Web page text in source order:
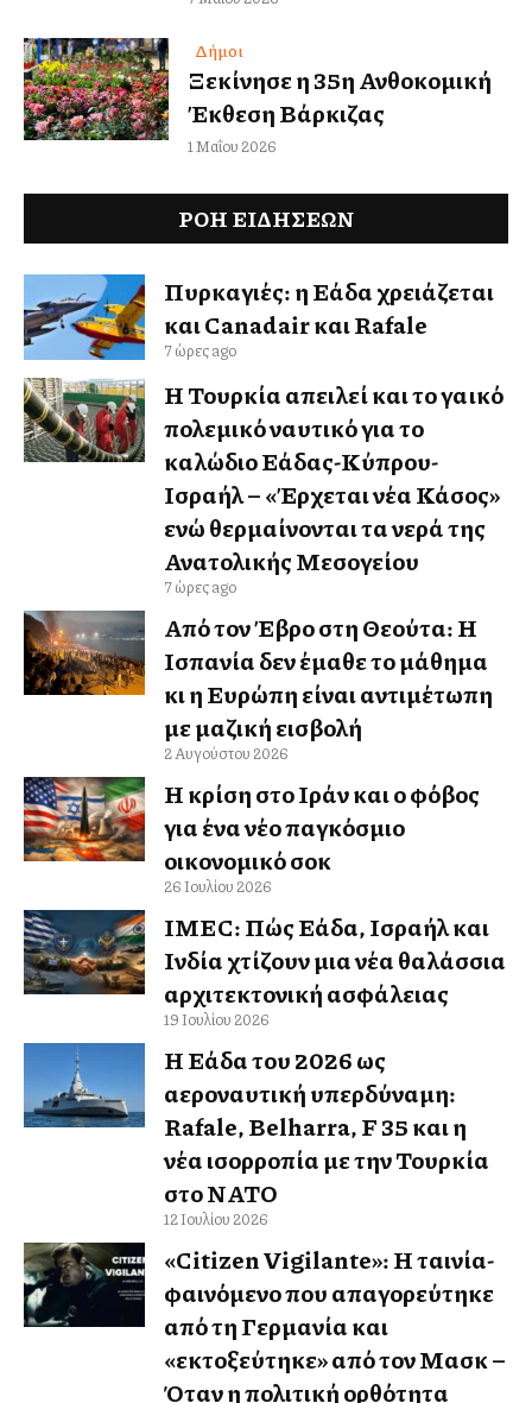
Δήμοι
Ξεκίνησε η 35η Ανθοκομική
Έκθεση Βάρκιζας
1 Μαΐου 2026
ΡΟΗ ΕΙΔΉΣΕΩΝ
Πυρκαγιές: η Ελλάδα χρειάζεται
και Canadair και Rafale
7 ώρες ago
Η Τουρκία απειλεί και το γαλλικό
πολεμικό ναυτικό για το
καλώδιο Ελλάδας-Κύπρου-
Ισραήλ – «Έρχεται νέα Κάσος»
ενώ θερμαίνονται τα νερά της
Ανατολικής Μεσογείου
7 ώρες ago
Από τον Έβρο στη Θεούτα: Η
Ισπανία δεν έμαθε το μάθημα
κι η Ευρώπη είναι αντιμέτωπη
με μαζική εισβολή
2 Αυγούστου 2026
Η κρίση στο Ιράν και ο φόβος
για ένα νέο παγκόσμιο
οικονομικό σοκ
26 Ιουλίου 2026
IMEC: Πώς Ελλάδα, Ισραήλ και
Ινδία χτίζουν μια νέα θαλάσσια
αρχιτεκτονική ασφάλειας
19 Ιουλίου 2026
Η Ελλάδα του 2026 ως
αεροναυτική υπερδύναμη:
Rafale, Belharra, F 35 και η
νέα ισορροπία με την Τουρκία
στο ΝΑΤΟ
12 Ιουλίου 2026
«Citizen Vigilante»: Η ταινία-
φαινόμενο που απαγορεύτηκε
από τη Γερμανία και
«εκτοξεύτηκε» από τον Μασκ –
Όταν η πολιτική ορθότητα